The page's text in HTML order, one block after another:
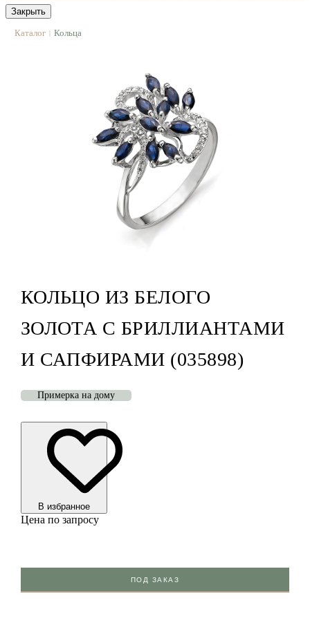
Закрыть
Каталог | Кольца
КОЛЬЦО ИЗ БЕЛОГО
ЗОЛОТА С БРИЛЛИАНТАМИ
И САПФИРАМИ (035898)
Примерка на дому
В избранноe
Цена по запросу
ПОД ЗАКАЗ